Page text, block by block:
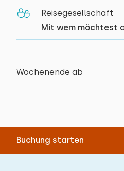
Reisegesellschaft
Mit wem möchtest
Wochenende ab
Buchung starten
Vollständig im
Bett: Etagenbett
Museum
Climbing forestAlle